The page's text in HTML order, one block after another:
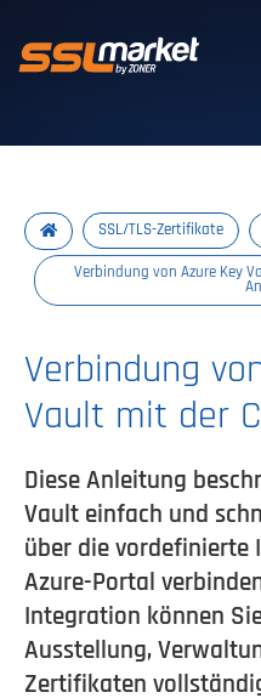
SSL/TLS-Zertifikate
Verbindung von Azure Key
Verbindung
Vault mit der
Diese Anleitung
Vault einfach und
über die
Azure-Portal
Integration können
Ausstellung,
Zertifikaten